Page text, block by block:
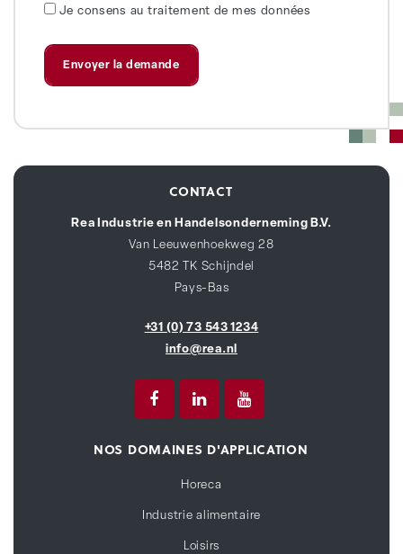
Je consens au traitement de mes données
CONTACT
Rea Industrie en Handelsonderneming B.V.
Van Leeuwenhoekweg 28
5482 TK Schijndel
Pays-Bas
+31 (0) 73 543 1234
info@rea.nl
NOS DOMAINES D'APPLICATION
Horeca
Industrie alimentaire
Loisirs